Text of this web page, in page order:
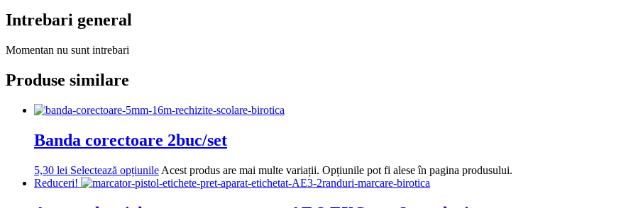
Intrebari general
Momentan nu sunt intrebari
Produse similare
Banda corectoare 2buc/set
5,30 lei Selectează opțiunile Acest produs are mai multe variații. Opțiunile pot fi alese în pagina produsului.
Reduceri!